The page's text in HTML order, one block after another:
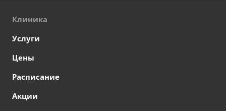
Клиника
Услуги
Цены
Расписание
Акции